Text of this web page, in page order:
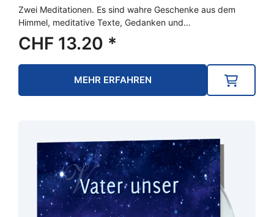
Zwei Meditationen. Es sind wahre Geschenke aus dem
Himmel, meditative Texte, Gedanken und…
CHF 13.20 *
MEHR ERFAHREN